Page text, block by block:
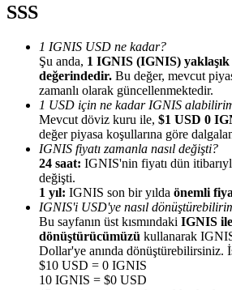
Kullanıcı başına %65'e kadar
Yönlendirme
Arkadaşını davet et, nakit ödüller
BTC Welcome Rewards
SSS
1 IGNIS USD ne kadar?
Şu anda, 1 IGNIS (IGNIS)
değerindedir. Bu değer, mevcut
zamanlı olarak güncellenmektedir.
1 USD için ne kadar IGNIS
Mevcut döviz kuru ile, $1 USD 0
değer piyasa koşullarına göre
IGNIS fiyatı zamanla nasıl değişti?
24 saat: IGNIS'nin fiyatı dün
değişti.
1 yıl: IGNIS son bir yılda önemli
IGNIS'i USD'ye nasıl
Bu sayfanın üst kısmındaki IGNIS
dönüştürücümüzü kullanarak
Dollar'ye anında dönüştürebilirsiniz.
$10 USD = 0 IGNIS
10 IGNIS = $0 USD